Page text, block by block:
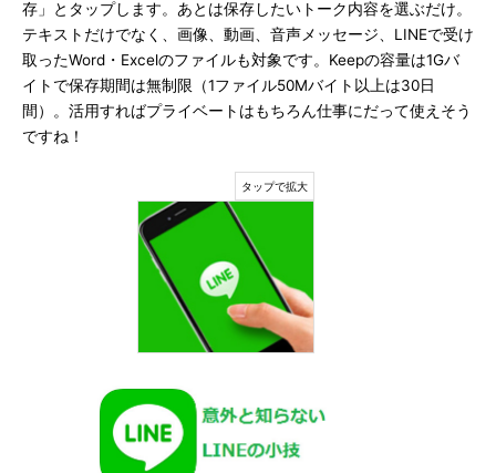
存」とタップします。あとは保存したいトーク内容を選ぶだけ。
テキストだけでなく、画像、動画、音声メッセージ、LINEで受け
取ったWord・Excelのファイルも対象です。Keepの容量は1Gバ
イトで保存期間は無制限（1ファイル50Mバイト以上は30日
間）。活用すればプライベートはもちろん仕事にだって使えそう
ですね！